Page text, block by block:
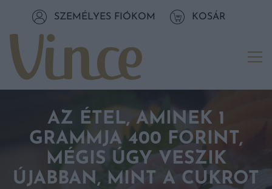
Tovább a tartalomhozSZEMÉLYES FIÓKOM KOSÁR
AZ ÉTEL, AMINEK 1
GRAMMJA 400 FORINT,
MÉGIS ÚGY VESZIK
ÚJABBAN, MINT A CUKROT